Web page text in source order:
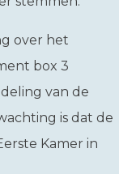
over het
box 3
van de
is dat de
Kamer in